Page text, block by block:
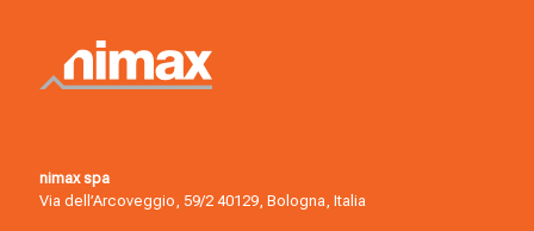
nimax spa
Via dell’Arcoveggio, 59/2 40129, Bologna, Italia